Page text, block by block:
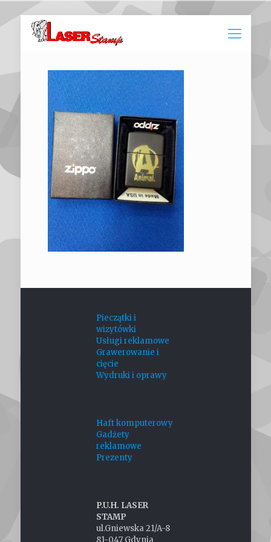
Pieczątki i
wizytówki
Usługi reklamowe
Grawerowanie i
cięcie
Wydruki i oprawy
Haft komputerowy
Gadżety
reklamowe
Prezenty
P.U.H. LASER
STAMP
ul.Gniewska 21/A-8
81-047 Gdynia